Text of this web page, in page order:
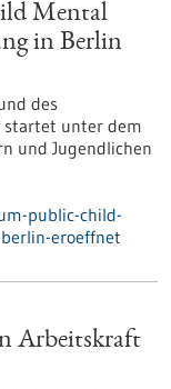
Mental
in Berlin
des
startet unter dem
und Jugendlichen
public-child-
eroeffnet
Arbeitskraft